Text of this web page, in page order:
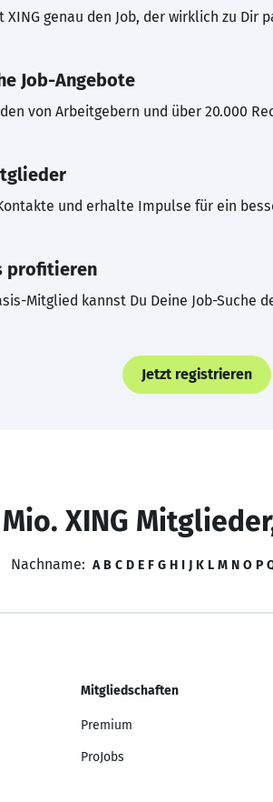
XING genau den Job, der wirklich zu Dir
Job-Angebote
von Arbeitgebern und über 20.000
und erhalte Impulse für ein
profitieren
Mitglied kannst Du Deine Job-Suche
Jetzt registrieren
XING
Nachname: A B C D E F G H I J K L M N O P
Mitgliedschaften
Premium
ProJobs